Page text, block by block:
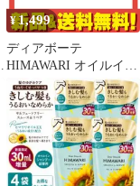
¥1,499
ディアボーテ
HIMAWARI オイルイン
シャンプー スムース&
リペア 400g (+ コンデ
ィショナー 400g 詰め替
えセット)